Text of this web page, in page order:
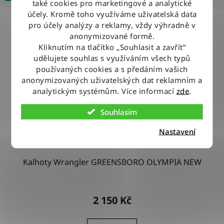
také cookies pro marketingové a analytické
účely. Kromě toho využíváme uživatelská data
pro účely analýzy a reklamy, vždy výhradně v
anonymizované formě.
Kliknutím na tlačítko „Souhlasit a zavřít“
udělujete souhlas s využíváním všech typů
používaných cookies a s předáním vašich
anonymizovaných uživatelských dat reklamním a
analytickým systémům. Více informací zde.
Souhlasím
Nastavení
Kalhoty Wrangler GREENSBORO OLYMPIA NEW
2 150 Kč